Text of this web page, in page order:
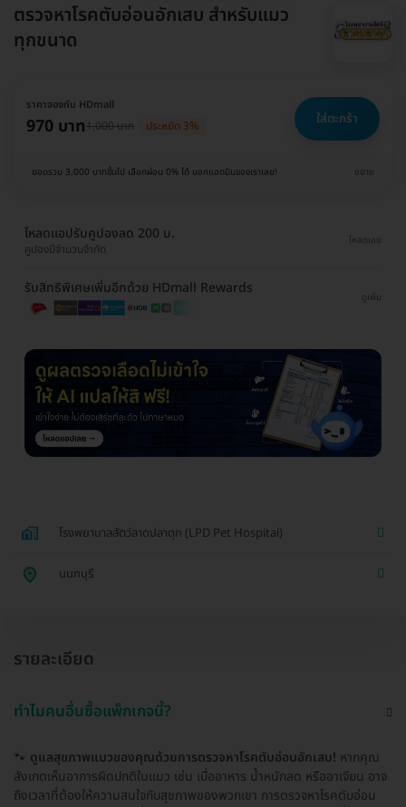
ตรวจหาโรคตับอ่อนอักเสบ สำหรับแมว
ทุกขนาด
ราคาจองกับ HDmall
970 บาท1,000 บาท ประหยัด 3% ใส่ตะกร้า
ยอดรวม 3,000 บาทขึ้นไป เลือกผ่อน 0% ได้ บอกแอดมินของเราเลย! ขยาย
โหลดแอปรับคูปองลด 200 บ.
คูปองมีจำนวนจำกัด
โหลดเลย
รับสิทธิพิเศษเพิ่มอีกด้วย HDmall Rewards
ดูเพิ่ม
โรงพยาบาลสัตว์ลาดปลาดุก (LPD Pet Hospital)
นนทบุรี
รายละเอียด
ทำไมคนอื่นซื้อแพ็กเกจนี้?
🐾 ดูแลสุขภาพแมวของคุณด้วยการตรวจหาโรคตับอ่อนอักเสบ! หากคุณ
สังเกตเห็นอาการผิดปกติในแมว เช่น เบื่ออาหาร น้ำหนักลด หรืออาเจียน อาจ
ถึงเวลาที่ต้องให้ความสนใจกับสุขภาพของพวกเขา การตรวจหาโรคตับอ่อน